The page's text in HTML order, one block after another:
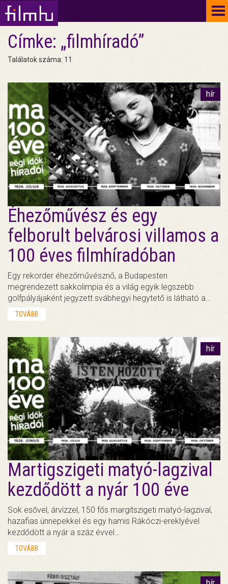
Címke: „filmhíradó”
Találatok száma: 11
hír
Éhezőművész és egy
felborult belvárosi villamos a
100 éves filmhíradóban
Egy rekorder éhezőművésznő, a Budapesten
megrendezett sakkolimpia és a világ egyik legszebb
golfpályájaként jegyzett svábhegyi hegytető is látható a…
TOVÁBB
hír
Martigszigeti matyó-lagzival
kezdődött a nyár 100 éve
Sok esővel, árvízzel, 150 fős margitszigeti matyó-lagzival,
hazafias ünnepekkel és egy hamis Rákóczi-ereklyével
kezdődött a nyár a száz évvel…
TOVÁBB